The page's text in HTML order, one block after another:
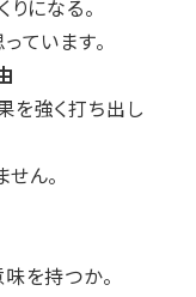
になる。
ています。
を強く打ち出し
ん。
を持つか。